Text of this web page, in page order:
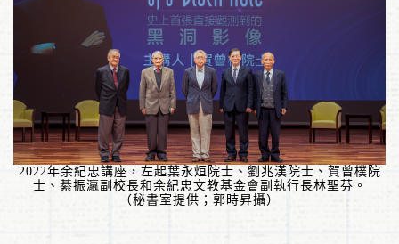
2022年余紀忠講座，左起葉永烜院士、劉兆漢院士、賀曾樸院
士、綦振瀛副校長和余紀忠文教基金會副執行長林聖芬。
（秘書室提供；郭時昇攝）